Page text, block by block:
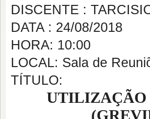
DISCENTE :
DATA : 24/08/2018
HORA: 10:00
LOCAL: Sala de
TÍTULO:
UTILIZAÇÃO